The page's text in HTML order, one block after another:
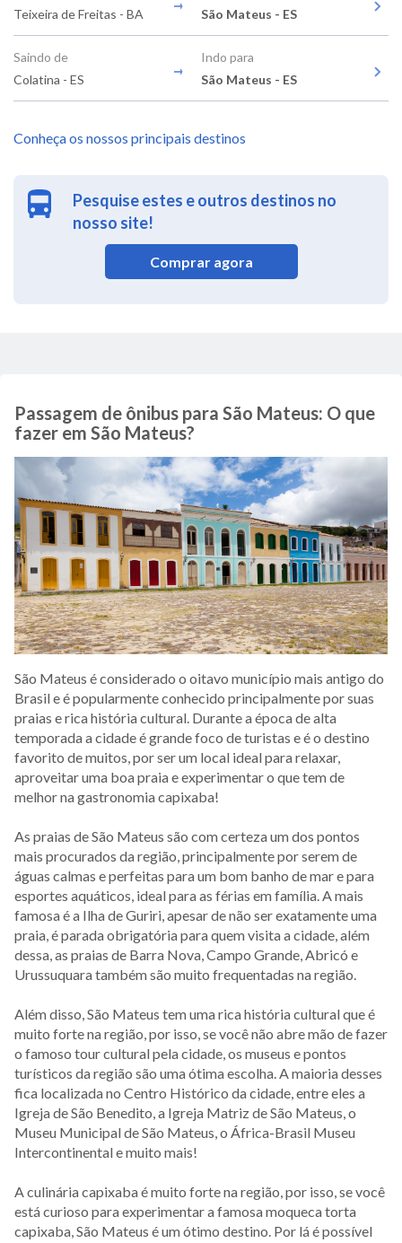
Teixeira de Freitas - BA
São Mateus - ES
Saindo de
Colatina - ES
Indo para
São Mateus - ES
Conheça os nossos principais destinos
Pesquise estes e outros destinos no
nosso site!
Comprar agora
Passagem de ônibus para São Mateus: O que
fazer em São Mateus?
São Mateus é considerado o oitavo município mais antigo do
Brasil e é popularmente conhecido principalmente por suas
praias e rica história cultural. Durante a época de alta
temporada a cidade é grande foco de turistas e é o destino
favorito de muitos, por ser um local ideal para relaxar,
aproveitar uma boa praia e experimentar o que tem de
melhor na gastronomia capixaba!
As praias de São Mateus são com certeza um dos pontos
mais procurados da região, principalmente por serem de
águas calmas e perfeitas para um bom banho de mar e para
esportes aquáticos, ideal para as férias em família. A mais
famosa é a Ilha de Guriri, apesar de não ser exatamente uma
praia, é parada obrigatória para quem visita a cidade, além
dessa, as praias de Barra Nova, Campo Grande, Abricó e
Urussuquara também são muito frequentadas na região.
Além disso, São Mateus tem uma rica história cultural que é
muito forte na região, por isso, se você não abre mão de fazer
o famoso tour cultural pela cidade, os museus e pontos
turísticos da região são uma ótima escolha. A maioria desses
fica localizada no Centro Histórico da cidade, entre eles a
Igreja de São Benedito, a Igreja Matriz de São Mateus, o
Museu Municipal de São Mateus, o África-Brasil Museu
Intercontinental e muito mais!
A culinária capixaba é muito forte na região, por isso, se você
está curioso para experimentar a famosa moqueca torta
capixaba, São Mateus é um ótimo destino. Por lá é possível